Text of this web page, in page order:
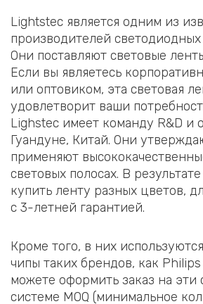
Lightstec является одним из
производителей светодиодных
Они поставляют световые
Если вы являетесь
или оптовиком, эта световая
удовлетворит ваши
Lighstec имеет команду R&D и
Гуандуне, Китай. Они
применяют
световых полосах. В
купить ленту разных цветов,
с 3-летней гарантией.
Кроме того, в них
чипы таких брендов, как
можете оформить заказ на эти
системе MOQ (минимальное